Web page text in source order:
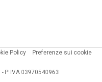
Policy
Preferenze sui cookie
- P. IVA 03970540963